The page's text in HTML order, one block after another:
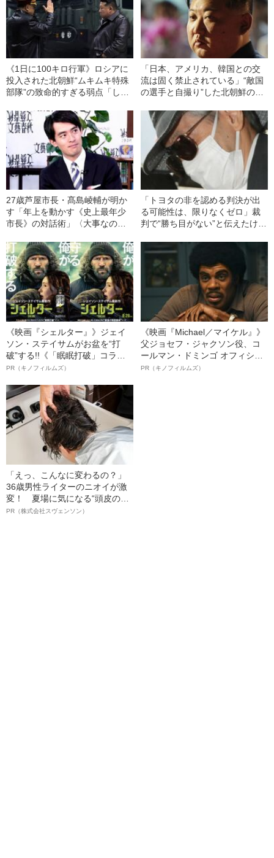
《1日に100キロ行軍》ロシアに
投入された北朝鮮“ムキムキ特殊
部隊”の致命的すぎる弱点「しか
「日本、アメリカ、韓国との交
流は固く禁止されている」“敵国
の選手と自撮り”した北朝鮮の選
な処罰は…」
27歳芦屋市長・髙島崚輔が明か
す「年上を動かす《史上最年少
市長》の対話術」〈大事なのは
「トヨタの非を認める判決が出
る可能性は、限りなくゼロ」裁
判で“勝ち目がない”と伝えたけれ
幸三を説得できなかった「長男
の葛藤」
《映画『シェルター』》ジェイ
ソン・ステイサムがお盆を“打
破”する!!《「眠眠打破」コラ
ボ》
PR（キノフィルムズ）
《映画『Michael／マイケル』》
父ジョセフ・ジャクソン役、コ
ールマン・ドミンゴ オフィシャ
ルインタビュー“観客を魅了した
PR（キノフィルムズ）
「えっ、こんなに変わるの？」
36歳男性ライターのニオイが激
変！ 夏場に気になる“頭皮のニ
オイ”や“ベタつき”を解消す
PR（株式会社スヴェンソン）